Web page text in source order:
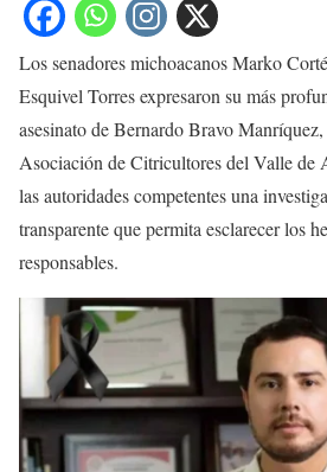
Los senadores michoacanos Marko
Esquivel Torres expresaron su más
asesinato de Bernardo Bravo
Asociación de Citricultores del Valle de
las autoridades competentes una
transparente que permita esclarecer los
responsables.